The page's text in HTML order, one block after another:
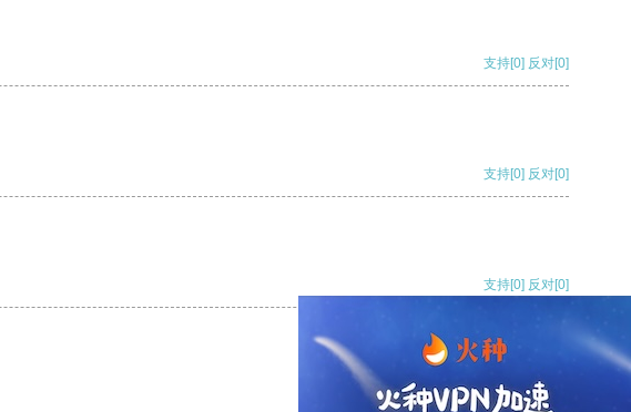
支持[0] 反对[0]
支持[0] 反对[0]
支持[0] 反对[0]
支持[0] 反对